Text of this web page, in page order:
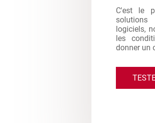
C'est le
solutions
logiciels,
les
donner un